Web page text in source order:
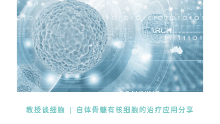
教授谈细胞 | 自体骨髓有核细胞的治疗应用分享